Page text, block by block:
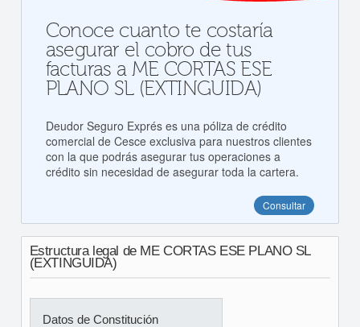
Conoce cuanto te costaría
asegurar el cobro de tus
facturas a ME CORTAS ESE
PLANO SL (EXTINGUIDA)
Deudor Seguro Exprés es una póliza de crédito
comercial de Cesce exclusiva para nuestros clientes
con la que podrás asegurar tus operaciones a
crédito sin necesidad de asegurar toda la cartera.
Consultar
Estructura legal de ME CORTAS ESE PLANO SL
(EXTINGUIDA)
Datos de Constitución